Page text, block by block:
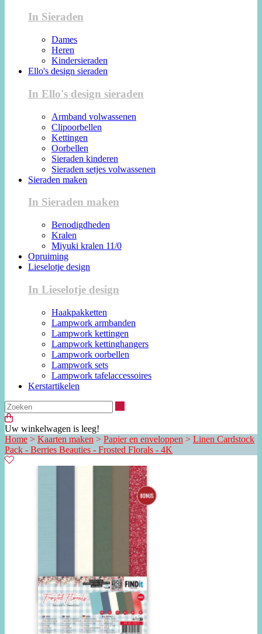
In Sieraden
Dames
Heren
Kindersieraden
Ello's design sieraden
In Ello's design sieraden
Armband volwassenen
Clipoorbellen
Kettingen
Oorbellen
Sieraden kinderen
Sieraden setjes volwassenen
Sieraden maken
In Sieraden maken
Benodigdheden
Kralen
Miyuki kralen 11/0
Opruiming
Lieselotje design
In Lieselotje design
Haakpakketten
Lampwork armbanden
Lampwork kettingen
Lampwork kettinghangers
Lampwork oorbellen
Lampwork sets
Lampwork tafelaccessoires
Kerstartikelen
Uw winkelwagen is leeg!
Home > Kaarten maken > Papier en enveloppen > Linen Cardstock
Pack - Berries Beauties - Frosted Florals - 4K